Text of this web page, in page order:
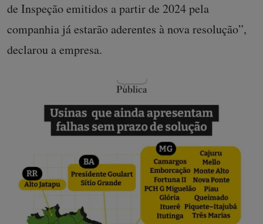
de Inspeção emitidos a partir de 2024 pela
companhia já estarão aderentes à nova resolução”,
declarou a empresa.